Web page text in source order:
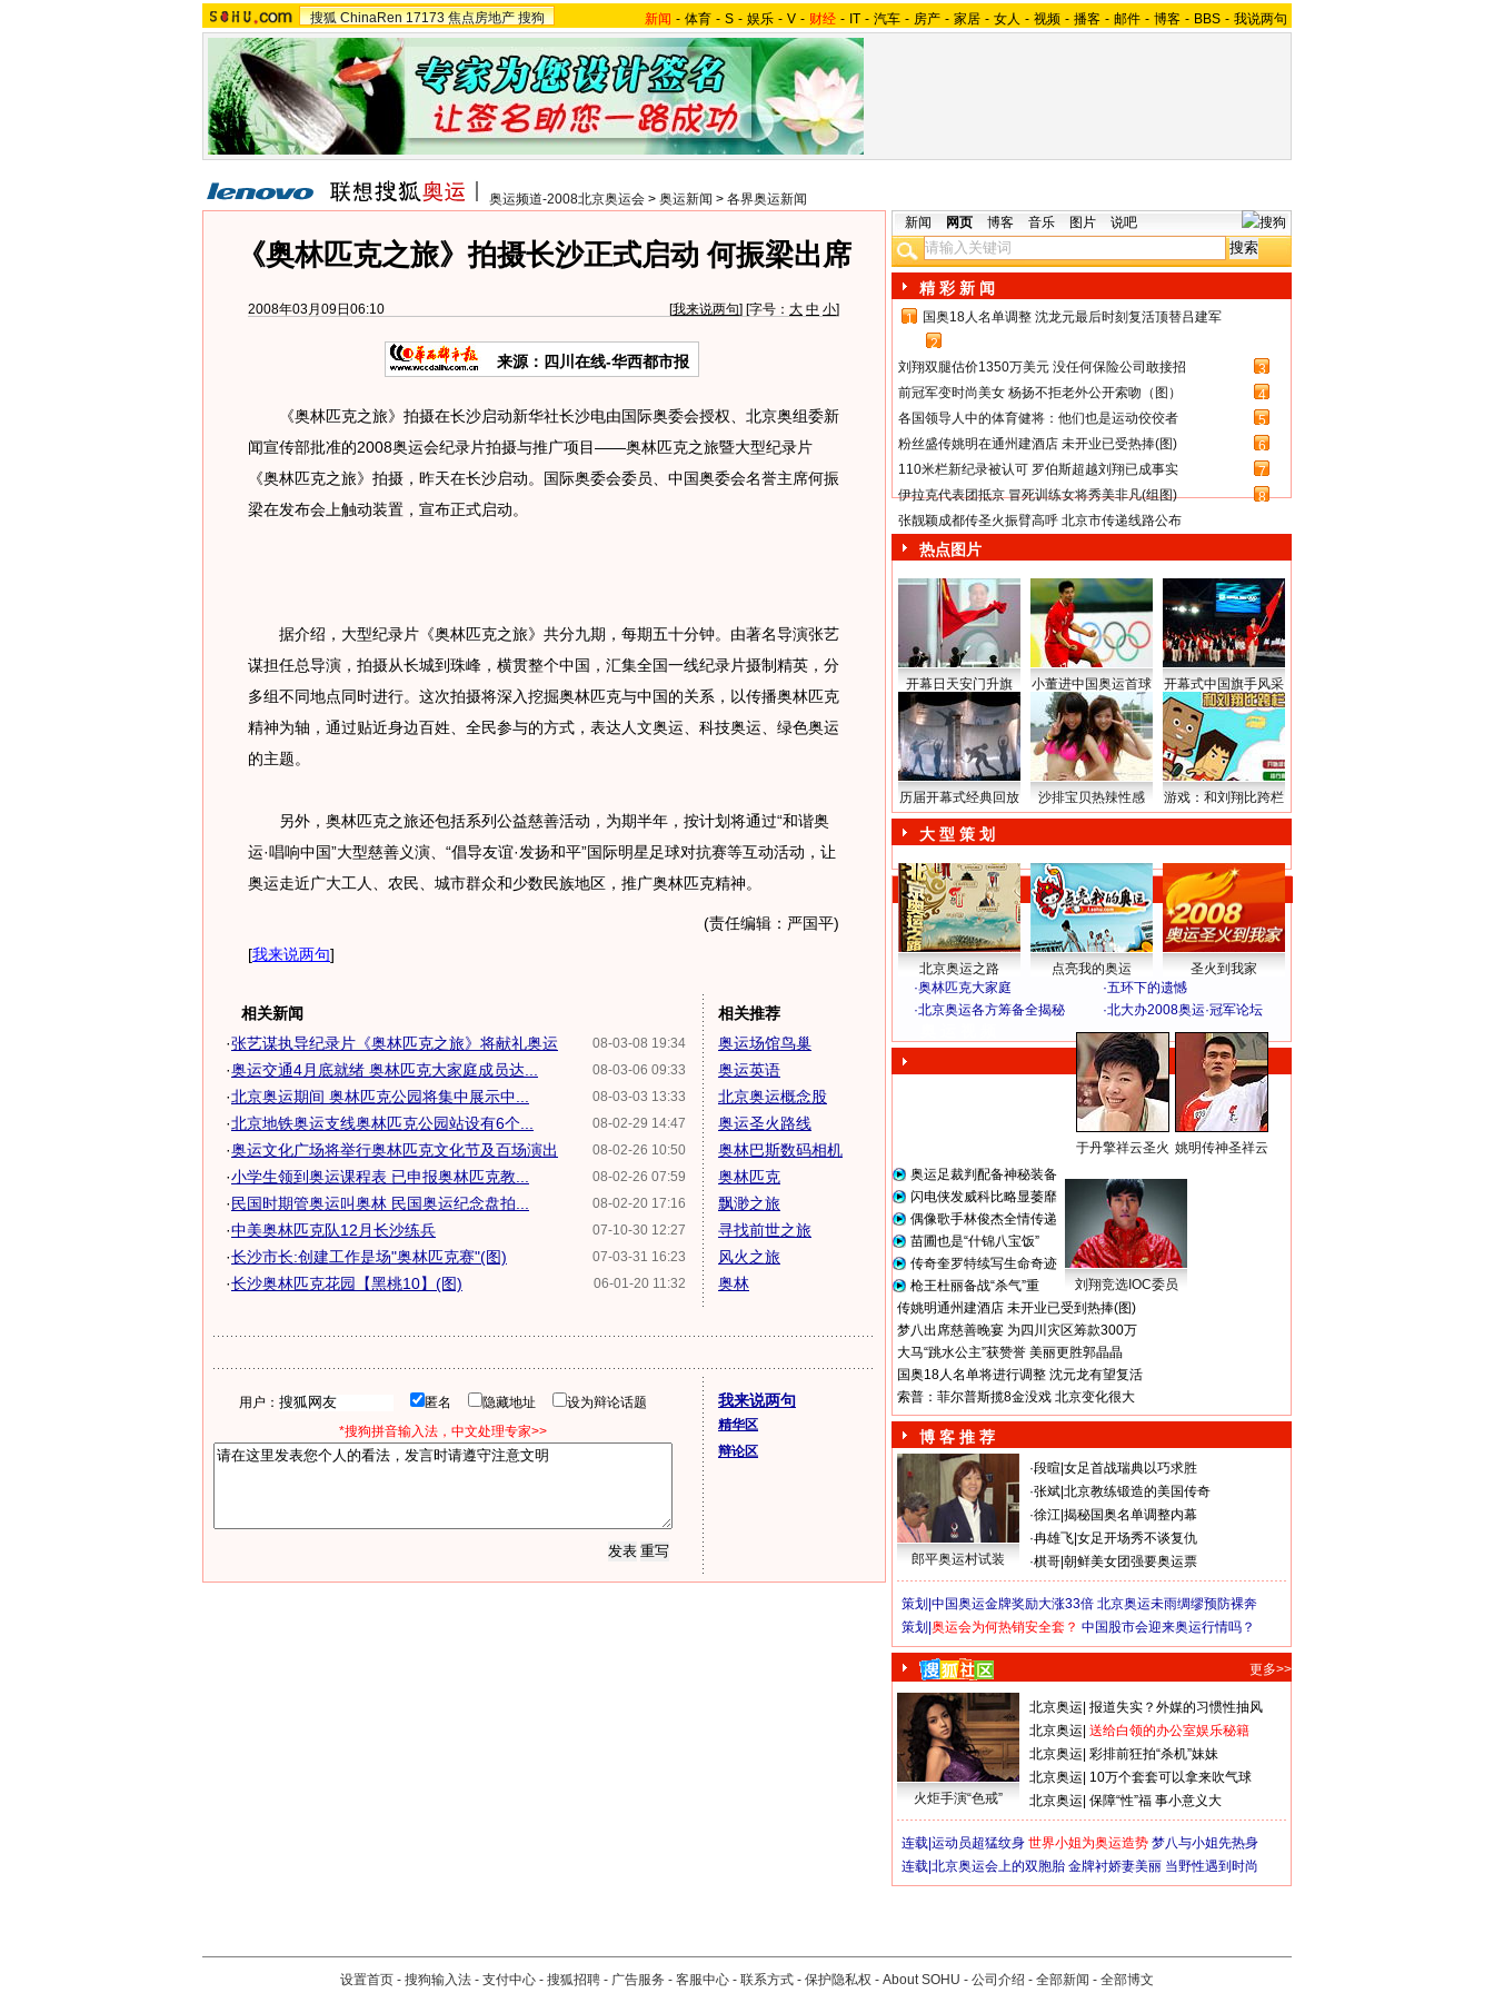
搜狐 ChinaRen 17173 焦点房地产 搜狗 新闻 - 体育 - S - 娱乐 - V - 财经 - IT - 汽车 - 房产 - 家居 - 女人 - 视频 - 播客 - 邮件 - 博客 - BBS - 我说两句
奥运频道-2008北京奥运会 > 奥运新闻 > 各界奥运新闻
《奥林匹克之旅》拍摄长沙正式启动 何振梁出席
2008年03月09日06:10 [我来说两句] [字号： 大 中 小]
来源：四川在线-华西都市报
《奥林匹克之旅》拍摄在长沙启动新华社长沙电由国际奥委会授权、北京奥组委新
闻宣传部批准的2008奥运会纪录片拍摄与推广项目——奥林匹克之旅暨大型纪录片
《奥林匹克之旅》拍摄，昨天在长沙启动。国际奥委会委员、中国奥委会名誉主席何振
梁在发布会上触动装置，宣布正式启动。
据介绍，大型纪录片《奥林匹克之旅》共分九期，每期五十分钟。由著名导演张艺
谋担任总导演，拍摄从长城到珠峰，横贯整个中国，汇集全国一线纪录片摄制精英，分
多组不同地点同时进行。这次拍摄将深入挖掘奥林匹克与中国的关系，以传播奥林匹克
精神为轴，通过贴近身边百姓、全民参与的方式，表达人文奥运、科技奥运、绿色奥运
的主题。
另外，奥林匹克之旅还包括系列公益慈善活动，为期半年，按计划将通过“和谐奥
运·唱响中国”大型慈善义演、“倡导友谊·发扬和平”国际明星足球对抗赛等互动活动，让
奥运走近广大工人、农民、城市群众和少数民族地区，推广奥林匹克精神。
(责任编辑：严国平)
[我来说两句]
相关新闻
08-03-08 19:34
·张艺谋执导纪录片《奥林匹克之旅》将献礼奥运
08-03-06 09:33
·奥运交通4月底就绪 奥林匹克大家庭成员达...
08-03-03 13:33
·北京奥运期间 奥林匹克公园将集中展示中...
08-02-29 14:47
·北京地铁奥运支线奥林匹克公园站设有6个...
08-02-26 10:50
·奥运文化广场将举行奥林匹克文化节及百场演出
08-02-26 07:59
·小学生领到奥运课程表 已申报奥林匹克教...
08-02-20 17:16
· 民国时期管奥运叫奥林 民国奥运纪念盘拍...
07-10-30 12:27
·中美奥林匹克队12月长沙练兵
07-03-31 16:23
·长沙市长:创建工作是场"奥林匹克赛"(图)
06-01-20 11:32
·长沙奥林匹克花园【黑桃10】(图)
相关推荐
奥运场馆鸟巢
奥运英语
北京奥运概念股
奥运圣火路线
奥林巴斯数码相机
奥林匹克
飘渺之旅
寻找前世之旅
风火之旅
奥林
用户： 匿名 隐藏地址
设为辩论话题
*搜狗拼音输入法，中文处理专家>>
我来说两句
精华区
辩论区
新闻 网页 博客 音乐 图片 说吧
精 彩 新 闻
1
国奥18人名单调整 沈龙元最后时刻复活顶替吕建军
2
刘翔双腿估价1350万美元 没任何保险公司敢接招
3
前冠军变时尚美女 杨扬不拒老外公开索吻（图）
4
各国领导人中的体育健将：他们也是运动佼佼者
5
粉丝盛传姚明在通州建酒店 未开业已受热捧(图)
6
110米栏新纪录被认可 罗伯斯超越刘翔已成事实
7
伊拉克代表团抵京 冒死训练女将秀美非凡(组图)
8
张靓颖成都传圣火振臂高呼 北京市传递线路公布
热点图片
开幕日天安门升旗 小董进中国奥运首球 开幕式中国旗手风采
历届开幕式经典回放 沙排宝贝热辣性感 游戏：和刘翔比跨栏
大 型 策 划
北京奥运之路 点亮我的奥运
圣火到我家
·奥林匹克大家庭 ·五环下的遗憾
·北京奥运各方筹备全揭秘 ·北大办2008奥运·冠军论坛
于丹擎祥云圣火 姚明传神圣祥云
奥运足裁判配备神秘装备
闪电侠发威科比略显萎靡
偶像歌手林俊杰全情传递
苗圃也是“什锦八宝饭”
传奇奎罗特续写生命奇迹
枪王杜丽备战“杀气”重
刘翔竞选IOC委员
传姚明通州建酒店 未开业已受到热捧(图)
梦八出席慈善晚宴 为四川灾区筹款300万
大马“跳水公主”获赞誉 美丽更胜郭晶晶
国奥18人名单将进行调整 沈元龙有望复活
索普：菲尔普斯揽8金没戏 北京变化很大
博 客 推 荐
郎平奥运村试装
·段暄 女足首战瑞典以巧求胜
·张斌 北京教练锻造的美国传奇
·徐江 揭秘国奥名单调整内幕
·冉雄飞 女足开场秀不谈复仇
·棋哥 朝鲜美女团强要奥运票
策划| 中国奥运金牌奖励大涨33倍 北京奥运未雨绸缪预防裸奔
策划| 奥运会为何热销安全套？ 中国股市会迎来奥运行情吗？
更多>>
火炬手演“色戒”
北京奥运 报道失实？外媒的习惯性抽风
北京奥运 送给白领的办公室娱乐秘籍
北京奥运 彩排前狂拍“杀机”妹妹
北京奥运 10万个套套可以拿来吹气球
北京奥运 保障“性”福 事小意义大
连载| 运动员超猛纹身 世界小姐为奥运造势 梦八与小姐先热身
连载| 北京奥运会上的双胞胎 金牌衬娇妻美丽 当野性遇到时尚
设置首页 - 搜狗输入法 - 支付中心 - 搜狐招聘 - 广告服务 - 客服中心 - 联系方式 - 保护隐私权 - About SOHU - 公司介绍 - 全部新闻 - 全部博文